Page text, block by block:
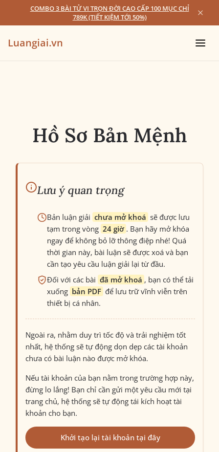
COMBO 3 BÀI TỬ VI TRỌN ĐỜI CAO CẤP 100 MỤC CHỈ
789K (TIẾT KIỆM TỚI 50%)
Luangiai.vn
Hồ Sơ Bản Mệnh
Lưu ý quan trọng
Bản luận giải chưa mở khoá sẽ được lưu
tạm trong vòng 24 giờ . Bạn hãy mở khóa
ngay để không bỏ lỡ thông điệp nhé! Quá
thời gian này, bài luận sẽ được xoá và bạn
cần tạo yêu cầu luận giải lại từ đầu.
Đối với các bài đã mở khoá , bạn có thể tải
xuống bản PDF để lưu trữ vĩnh viễn trên
thiết bị cá nhân.
Ngoài ra, nhằm duy trì tốc độ và trải nghiệm tốt
nhất, hệ thống sẽ tự động dọn dẹp các tài khoản
chưa có bài luận nào được mở khóa.
Nếu tài khoản của bạn nằm trong trường hợp này,
đừng lo lắng! Bạn chỉ cần gửi một yêu cầu mới tại
trang chủ, hệ thống sẽ tự động tái kích hoạt tài
khoản cho bạn.
Khởi tạo lại tài khoản tại đây